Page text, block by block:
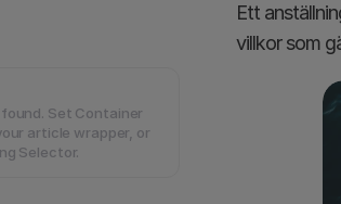
Set Container
article wrapper, or
Selector.
Ett
villkor som